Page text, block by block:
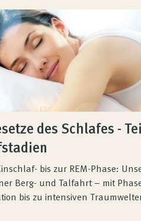
des Schlafes -
bis zur REM-Phase:
Berg- und Talfahrt – mit
bis zu intensiven